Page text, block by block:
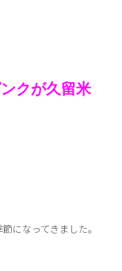
クが久留米
になってきました。